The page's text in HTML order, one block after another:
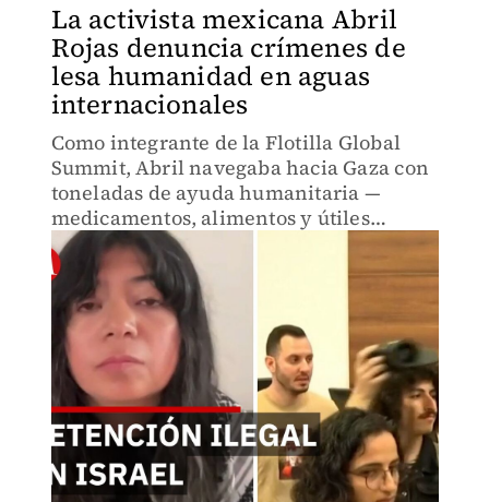
La activista mexicana Abril
Rojas denuncia crímenes de
lesa humanidad en aguas
internacionales
Como integrante de la Flotilla Global
Summit, Abril navegaba hacia Gaza con
toneladas de ayuda humanitaria —
medicamentos, alimentos y útiles
escolares— cuando sus embarcaciones
fueron asaltadas violentamente en
aguas internacionales.